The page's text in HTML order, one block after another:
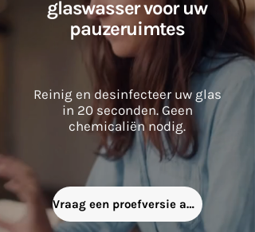
glaswasser voor uw
pauzeruimtes
Reinig en desinfecteer uw glas
in 20 seconden. Geen
chemicaliën nodig.
Vraag een proefversie aan